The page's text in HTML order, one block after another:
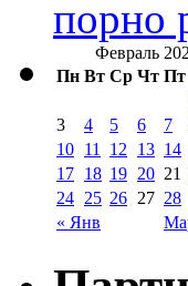
порно
Февраль
Пн Вт Ср Чт Пт
« Янв
3
4 5 6 7
10 11 12 13 14
17 18 19 20 21
24 25 26 27 28